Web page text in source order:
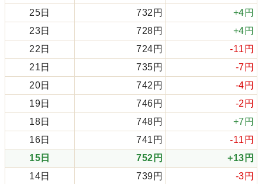
25日
732円
+4円
23日
728円
+4円
22日
724円
-11円
21日
735円
-7円
20日
742円
-4円
19日
746円
-2円
18日
748円
+7円
16日
741円
-11円
15日
752円
+13円
14日
739円
-3円